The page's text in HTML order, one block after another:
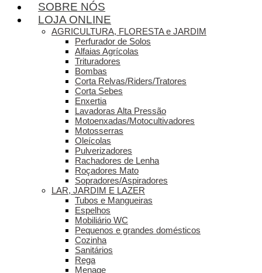
SOBRE NÓS
LOJA ONLINE
AGRICULTURA, FLORESTA e JARDIM
Perfurador de Solos
Alfaias Agrícolas
Trituradores
Bombas
Corta Relvas/Riders/Tratores
Corta Sebes
Enxertia
Lavadoras Alta Pressão
Motoenxadas/Motocultivadores
Motosserras
Oleícolas
Pulverizadores
Rachadores de Lenha
Roçadores Mato
Sopradores/Aspiradores
LAR, JARDIM E LAZER
Tubos e Mangueiras
Espelhos
Mobiliário WC
Pequenos e grandes domésticos
Cozinha
Sanitários
Rega
Menage